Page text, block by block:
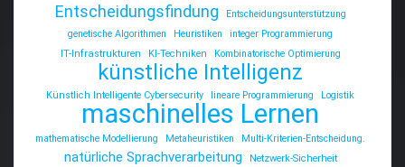
Entscheidungsfindung
Entscheidungsunterstützung
genetische Algorithmen
Heuristiken
integer Programmierung
IT-Infrastrukturen
KI-Techniken Kombinatorische Optimierung
künstliche Intelligenz
Künstlich Intelligente Cybersecurity lineare Programmierung Logistik
maschinelles Lernen
mathematische Modellierung Metaheuristiken Multi-Kriterien-Entscheidung.
natürliche Sprachverarbeitung
Netzwerk-Sicherheit